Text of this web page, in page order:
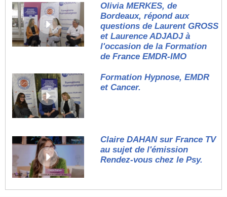
Olivia MERKES, de
Bordeaux, répond aux
questions de Laurent GROSS
et Laurence ADJADJ à
l'occasion de la Formation
de France EMDR-IMO
Formation Hypnose, EMDR
et Cancer.
Claire DAHAN sur France TV
au sujet de l'émission
Rendez-vous chez le Psy.